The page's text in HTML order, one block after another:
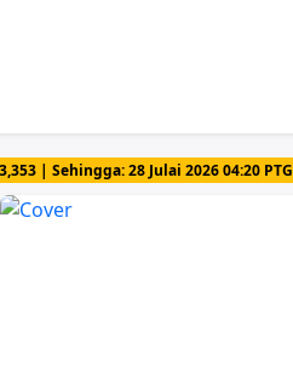
| Sehingga: 28 Julai 2026 04:20 PTG